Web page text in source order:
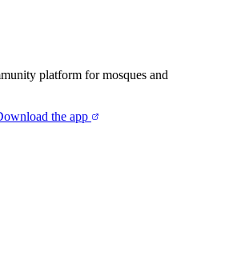
platform for mosques and
the app